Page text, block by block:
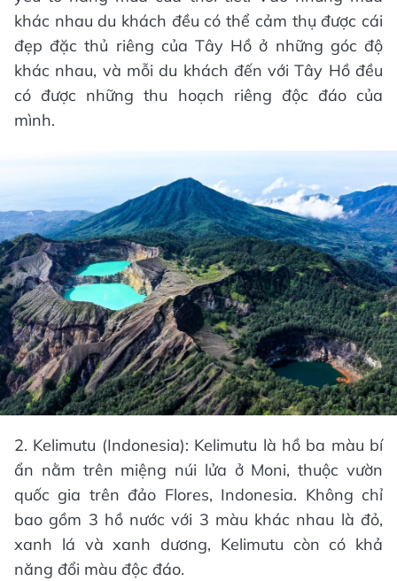
khác nhau du khách đều có thể cảm thụ được cái
đẹp đặc thủ riêng của Tây Hồ ở những góc độ
khác nhau, và mỗi du khách đến với Tây Hồ đều
có được những thu hoạch riêng độc đáo của
mình.
2. Kelimutu (Indonesia): Kelimutu là hồ ba màu bí
ẩn nằm trên miệng núi lửa ở Moni, thuộc vườn
quốc gia trên đảo Flores, Indonesia. Không chỉ
bao gồm 3 hồ nước với 3 màu khác nhau là đỏ,
xanh lá và xanh dương, Kelimutu còn có khả
năng đổi màu độc đáo.